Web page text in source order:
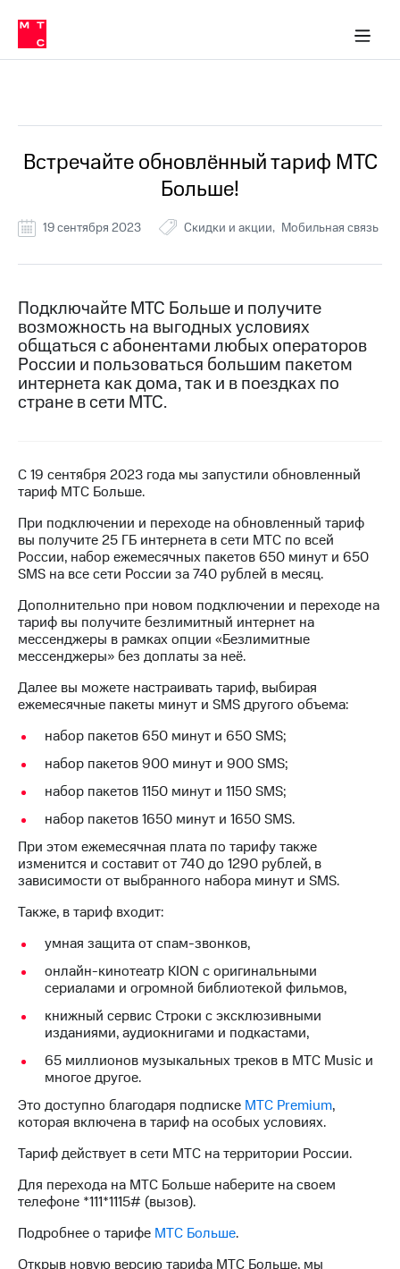
связь
Сервисы и подписки
30% на связь
кабинеты
Мобильная
и
Спутниковое
МТС
номер
в МТС
Тарифы
Услуги
Семейная
группа
Заказать
SIM-
карту
Оформить
eSIM
SIM-
карта
для
иностранцев
Оформить
номер
Выбрать
красивый
Заменить
SIM-
карту
Перейти
eSIM
Для дома
Выберите
и подключите
ТВ
с выгодным
тарифом
Тарифы
Интернет,
ТВ и телефон
для дома
Услуги
в МТС
Услуги
приложение
Мой
МТС
Акции
Скидка 30%
на связь
RED,
РИИЛ
и МТС
Супер
дешевле
при
оплате
МТС
Деньги
Выберите
ТВ
с выгодным
Тарифы
Интернет,
ТВ и телефон
Услуги
Личный
кабинет
интернета
и
ТВ
Личный
кабинет
спутникового
ТВ
Скачать
приложение
Мой
МТС
Видеонаблюдение
для дома
мес
Встречайте обновлённый тариф МТС
Больше!
19 сентября 2023 Скидки и акции Мобильная связь
Подключайте МТС Больше и получите
возможность на выгодных условиях
общаться с абонентами любых операторов
России и пользоваться большим пакетом
интернета как дома, так и в поездках по
стране в сети МТС.
С 19 сентября 2023 года мы запустили обновленный
тариф МТС Больше.
При подключении и переходе на обновленный тариф
вы получите 25 ГБ интернета в сети МТС по всей
России, набор ежемесячных пакетов 650 минут и 650
SMS на все сети России за 740 рублей в месяц.
Дополнительно при новом подключении и переходе на
тариф вы получите безлимитный интернет на
мессенджеры в рамках опции «Безлимитные
мессенджеры» без доплаты за неё.
Далее вы можете настраивать тариф, выбирая
ежемесячные пакеты минут и SMS другого объема:
набор пакетов 650 минут и 650 SMS;
набор пакетов 900 минут и 900 SMS;
набор пакетов 1150 минут и 1150 SMS;
набор пакетов 1650 минут и 1650 SMS.
При этом ежемесячная плата по тарифу также
изменится и составит от 740 до 1290 рублей, в
зависимости от выбранного набора минут и SMS.
Также, в тариф входит:
умная защита от спам-звонков,
онлайн-кинотеатр KION с оригинальными
сериалами и огромной библиотекой фильмов,
книжный сервис Строки с эксклюзивными
изданиями, аудиокнигами и подкастами,
65 миллионов музыкальных треков в МТС Music и
многое другое.
Это доступно благодаря подписке МТС Premium,
которая включена в тариф на особых условиях.
Тариф действует в сети МТС на территории России.
Для перехода на МТС Больше наберите на своем
телефоне *111*1115# (вызов).
Подробнее о тарифе МТС Больше.
Открыв новую версию тарифа МТС Больше, мы